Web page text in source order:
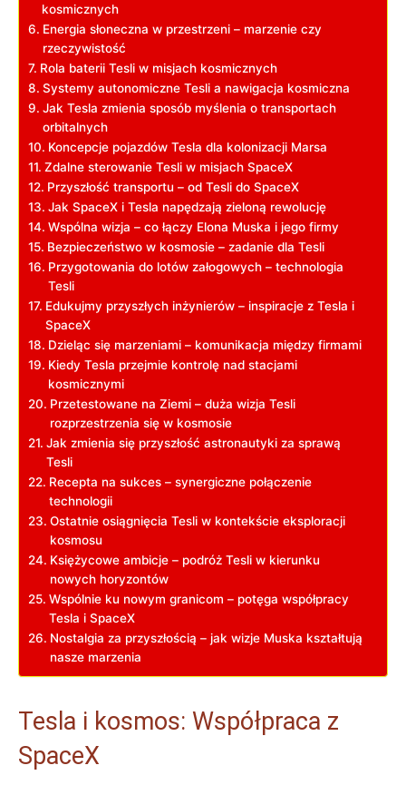
kosmicznych
Energia słoneczna w przestrzeni – marzenie czy
rzeczywistość
Rola baterii Tesli w misjach kosmicznych
Systemy autonomiczne Tesli a nawigacja kosmiczna
Jak Tesla zmienia sposób myślenia o transportach
orbitalnych
Koncepcje pojazdów Tesla dla kolonizacji Marsa
Zdalne sterowanie Tesli w misjach SpaceX
Przyszłość transportu – od Tesli do SpaceX
Jak SpaceX i Tesla napędzają zieloną rewolucję
Wspólna wizja – co łączy Elona Muska i jego firmy
Bezpieczeństwo w kosmosie – zadanie dla Tesli
Przygotowania do lotów załogowych – technologia
Tesli
Edukujmy przyszłych inżynierów – inspiracje z Tesla i
SpaceX
Dzieląc się marzeniami – komunikacja między firmami
Kiedy Tesla przejmie kontrolę nad stacjami
kosmicznymi
Przetestowane na Ziemi – duża wizja Tesli
rozprzestrzenia się w kosmosie
Jak zmienia się przyszłość astronautyki za sprawą
Tesli
Recepta na sukces – synergiczne połączenie
technologii
Ostatnie osiągnięcia Tesli w kontekście eksploracji
kosmosu
Księżycowe ambicje – podróż Tesli w kierunku
nowych horyzontów
Wspólnie ku nowym granicom – potęga współpracy
Tesla i SpaceX
Nostalgia za przyszłością – jak wizje Muska kształtują
nasze marzenia
Tesla i kosmos: Współpraca z
SpaceX